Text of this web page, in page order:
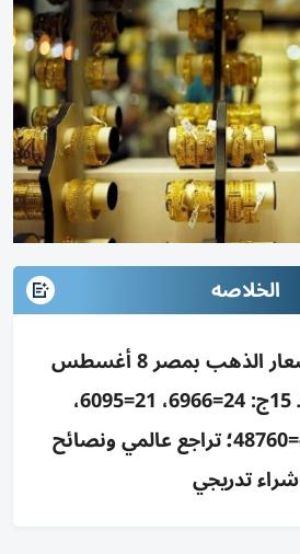
الخلاصه
ارتفاع طفيف بأسعار الذهب بمصر 8 أغسطس
2026 بمتوسط 15ج: 24=6966، 21=6095،
18=5224، الجنيه=48760؛ تراجع عالمي ونصائح
شراء تدريجي